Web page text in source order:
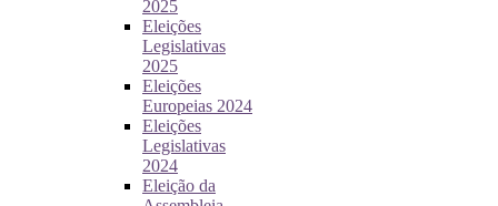
2025
Eleições
Legislativas
2025
Eleições
Europeias 2024
Eleições
Legislativas
2024
Eleição da